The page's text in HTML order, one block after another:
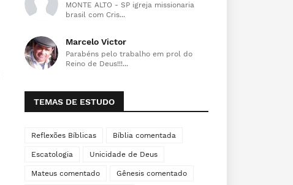
MONTE ALTO - SP igreja missionaria
brasil com Cris...
Marcelo Victor
Parabéns pelo trabalho em prol do
Reino de Deus!!!...
TEMAS DE ESTUDO
Reflexões Bíblicas Bíblia comentada
Escatologia Unicidade de Deus
Mateus comentado Gênesis comentado